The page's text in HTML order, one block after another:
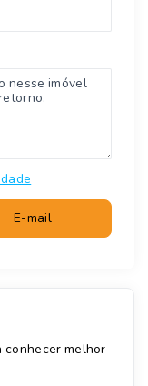
E-mail
conhecer melhor